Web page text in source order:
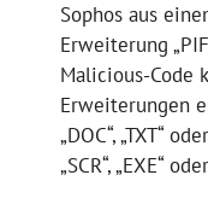
Sophos aus
Erweiterung
Malicious-Code
Erweiterungen
„DOC“, „TXT“
„SCR“, „EXE“